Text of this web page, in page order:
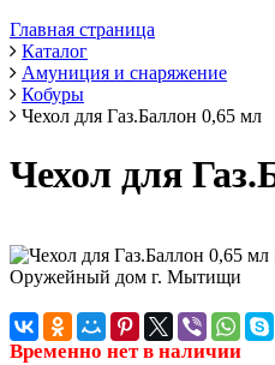
Главная страница
Каталог
Амуниция и снаряжение
Кобуры
Чехол для Газ.Баллон 0,65 мл
Чехол для
Временно нет в наличии